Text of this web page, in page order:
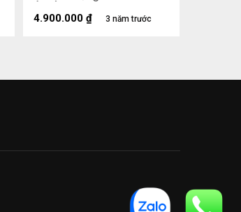
(cm)
3 năm trước
4.900.000 ₫